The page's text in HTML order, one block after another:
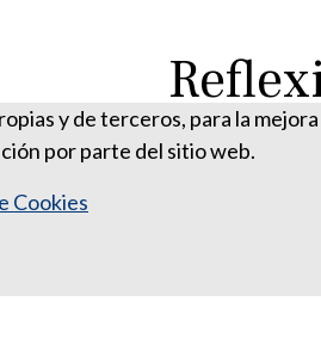
y de terceros, para la
por parte del sitio web.
Cookies